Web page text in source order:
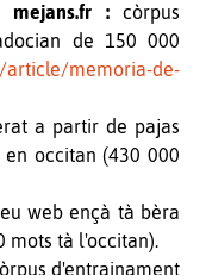
mejans.fr :
còrpus
de 150 000
article/memoria-de-
a partir de pajas
en occitan (430 000
web ençà tà bèra
mots tà l'occitan).
d'entrainament